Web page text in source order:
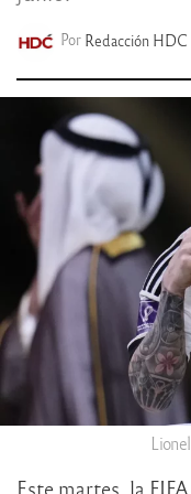
Por Redacción HDC
Este martes, la